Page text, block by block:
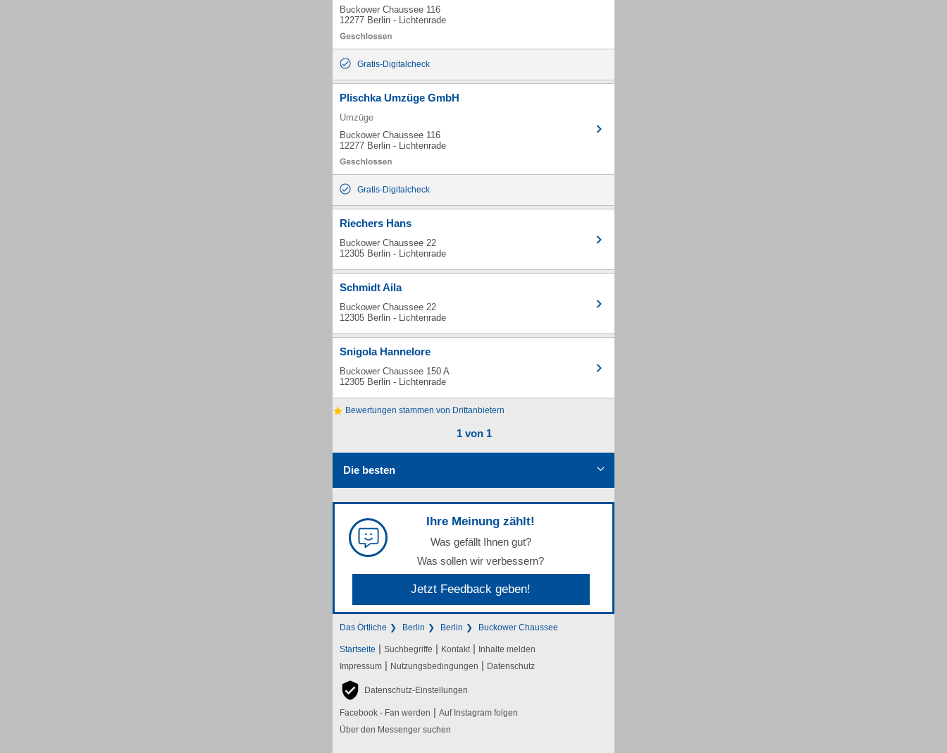
Buckower Chaussee 116
12277 Berlin - Lichtenrade
Gratis-Digitalcheck
Plischka Umzüge GmbH
Umzüge
Buckower Chaussee 116
12277 Berlin - Lichtenrade
Gratis-Digitalcheck
Riechers Hans
Buckower Chaussee 22
12305 Berlin - Lichtenrade
Schmidt Aila
Buckower Chaussee 22
12305 Berlin - Lichtenrade
Snigola Hannelore
Buckower Chaussee 150 A
12305 Berlin - Lichtenrade
Bewertungen stammen von Drittanbietern
1 von 1
Die besten
Ihre Meinung zählt!
Was gefällt Ihnen gut?
Was sollen wir verbessern?
Jetzt Feedback geben!
Das Örtliche Berlin Berlin Buckower Chaussee
Startseite | Suchbegriffe | Kontakt | Inhalte melden
Impressum | Nutzungsbedingungen | Datenschutz
Datenschutz-Einstellungen
Facebook - Fan werden | Auf Instagram folgen
Über den Messenger suchen